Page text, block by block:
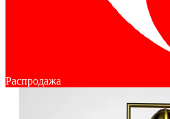
Распродажа